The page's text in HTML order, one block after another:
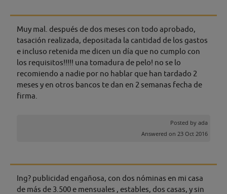
Muy mal. después de dos meses con todo aprobado,
tasación realizada, depositada la cantidad de los gastos
e incluso retenida me dicen un día que no cumplo con
los requisitos!!!!! una tomadura de pelo! no se lo
recomiendo a nadie por no hablar que han tardado 2
meses y en otros bancos te dan en 2 semanas fecha de
firma.
Posted by ada
Answered on 23 Oct 2016
Ing? publicidad engañosa, con dos nóminas en mi casa
de más de 3.500 e mensuales , estables, dos casas, y sin